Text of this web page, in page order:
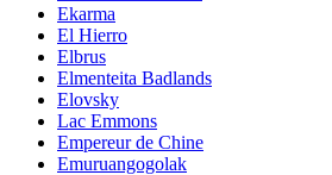
Ekarma
El Hierro
Elbrus
Elmenteita Badlands
Elovsky
Lac Emmons
Empereur de Chine
Emuruangogolak